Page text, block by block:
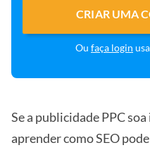
CRIAR UMA
Ou faça login
Se a publicidade PPC
aprender como SEO